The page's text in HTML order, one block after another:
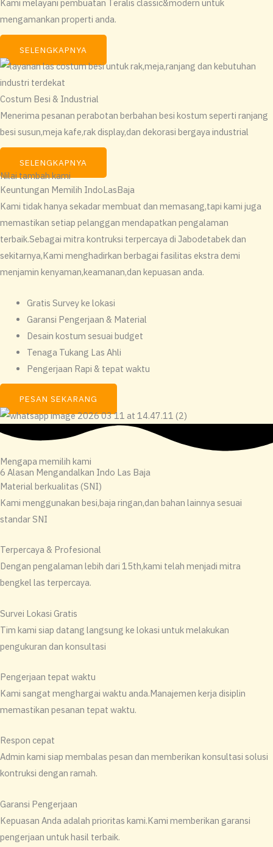
Kami melayani pembuatan Teralis classic&modern untuk
mengamankan properti anda.
SELENGKAPNYA
Costum Besi & Industrial
Menerima pesanan perabotan berbahan besi kostum seperti ranjang
besi susun,meja kafe,rak display,dan dekorasi bergaya industrial
SELENGKAPNYA
Nilai tambah kami
Keuntungan Memilih IndoLasBaja
Kami tidak hanya sekadar membuat dan memasang,tapi kami juga
memastikan setiap pelanggan mendapatkan pengalaman
terbaik.Sebagai mitra kontruksi terpercaya di Jabodetabek dan
sekitarnya,Kami menghadirkan berbagai fasilitas ekstra demi
menjamin kenyaman,keamanan,dan kepuasan anda.
Gratis Survey ke lokasi
Garansi Pengerjaan & Material
Desain kostum sesuai budget
Tenaga Tukang Las Ahli
Pengerjaan Rapi & tepat waktu
PESAN SEKARANG
Mengapa memilih kami
6 Alasan Mengandalkan Indo Las Baja
Material berkualitas (SNI)
Kami menggunakan besi,baja ringan,dan bahan lainnya sesuai
standar SNI
Terpercaya & Profesional
Dengan pengalaman lebih dari 15th,kami telah menjadi mitra
bengkel las terpercaya.
Survei Lokasi Gratis
Tim kami siap datang langsung ke lokasi untuk melakukan
pengukuran dan konsultasi
Pengerjaan tepat waktu
Kami sangat menghargai waktu anda.Manajemen kerja disiplin
memastikan pesanan tepat waktu.
Respon cepat
Admin kami siap membalas pesan dan memberikan konsultasi solusi
kontruksi dengan ramah.
Garansi Pengerjaan
Kepuasan Anda adalah prioritas kami.Kami memberikan garansi
pengerjaan untuk hasil terbaik.